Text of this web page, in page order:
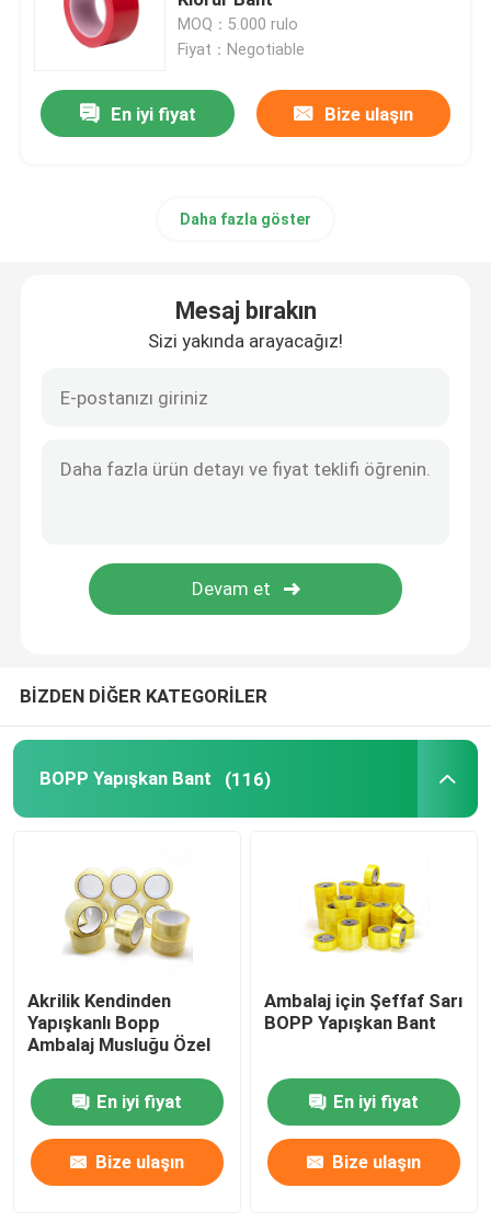
Streç Film Rulosu
Ambalaj Yapışkan Bant
Koruyucu Film Rulosu
Kraft Kağıt Jumbo Rulo
MOQ：5.000 rulo
Fiyat：Negotiable
En iyi fiyat Bize ulaşın
Daha fazla göster
Mesaj bırakın
Sizi yakında arayacağız!
BİZDEN DİĞER KATEGORİLER
BOPP Yapışkan Bant (116)
Akrilik Kendinden
Yapışkanlı Bopp
Ambalaj Musluğu Özel
En iyi fiyat
Bize ulaşın
Ambalaj için Şeffaf Sarı
BOPP Yapışkan Bant
En iyi fiyat
Bize ulaşın